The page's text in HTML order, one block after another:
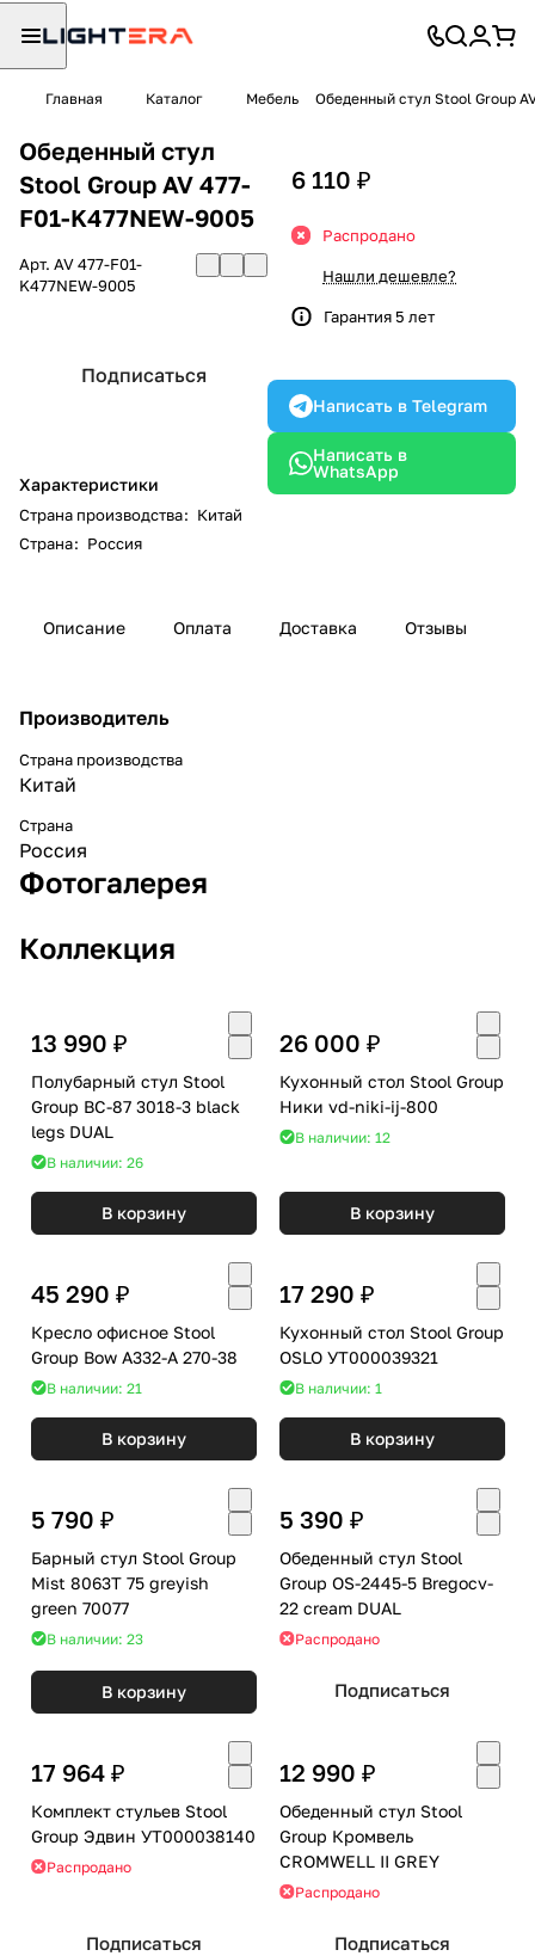
Главная Каталог Мебель Обеденный стул Stool Group
Обеденный стул
Stool Group AV 477-
F01-K477NEW-9005
Арт. AV 477-F01-
K477NEW-9005
Подписаться
Характеристики
Страна производства: Китай
Страна: Россия
6 110 ₽
Распродано
Нашли дешевле?
Гарантия 5 лет
Написать в Telegram
Написать в
WhatsApp
Описание Оплата Доставка Отзывы
Производитель
Страна производства
Китай
Страна
Россия
Фотогалерея
Коллекция
13 990 ₽
Полубарный стул Stool
Group BC-87 3018-3 black
legs DUAL
В наличии: 26
В корзину
26 000 ₽
Кухонный стол Stool Group
Ники vd-niki-ij-800
В наличии: 12
В корзину
45 290 ₽
Кресло офисное Stool
Group Bow A332-A 270-38
В наличии: 21
В корзину
17 290 ₽
Кухонный стол Stool Group
OSLO УТ000039321
В наличии: 1
В корзину
5 790 ₽
Барный стул Stool Group
Mist 8063T 75 greyish
green 70077
В наличии: 23
В корзину
5 390 ₽
Обеденный стул Stool
Group OS-2445-5 Bregocv-
22 cream DUAL
Распродано
Подписаться
17 964 ₽
Комплект стульев Stool
Group Эдвин УТ000038140
Распродано
Подписаться
12 990 ₽
Обеденный стул Stool
Group Кромвель
CROMWELL II GREY
Распродано
Подписаться